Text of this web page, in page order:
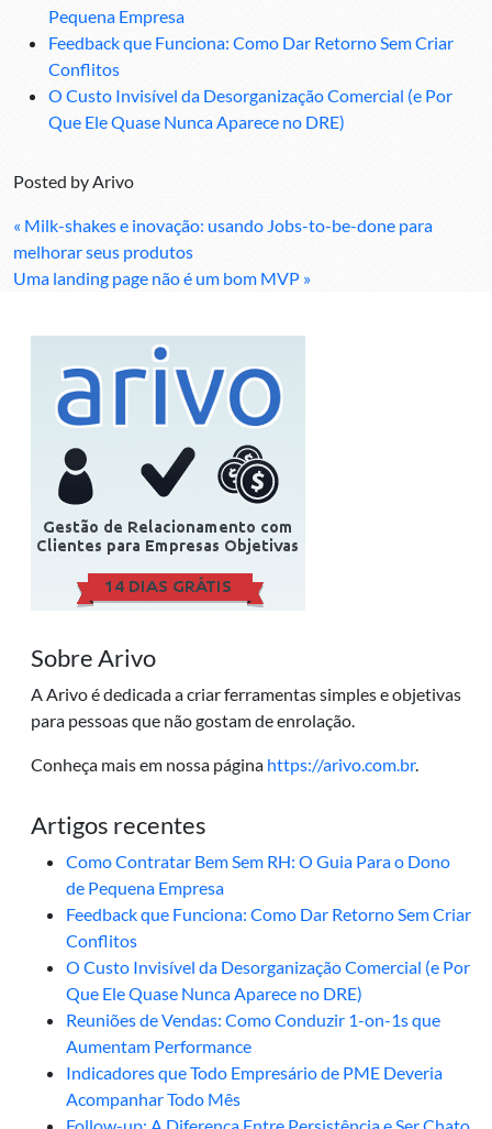
Pequena Empresa
Feedback que Funciona: Como Dar Retorno Sem Criar
Conflitos
O Custo Invisível da Desorganização Comercial (e Por
Que Ele Quase Nunca Aparece no DRE)
Posted byArivo
« Milk-shakes e inovação: usando Jobs-to-be-done para
melhorar seus produtos
Uma landing page não é um bom MVP »
Sobre Arivo
A Arivo é dedicada a criar ferramentas simples e objetivas
para pessoas que não gostam de enrolação.
Conheça mais em nossa página https://arivo.com.br.
Artigos recentes
Como Contratar Bem Sem RH: O Guia Para o Dono
de Pequena Empresa
Feedback que Funciona: Como Dar Retorno Sem Criar
Conflitos
O Custo Invisível da Desorganização Comercial (e Por
Que Ele Quase Nunca Aparece no DRE)
Reuniões de Vendas: Como Conduzir 1-on-1s que
Aumentam Performance
Indicadores que Todo Empresário de PME Deveria
Acompanhar Todo Mês